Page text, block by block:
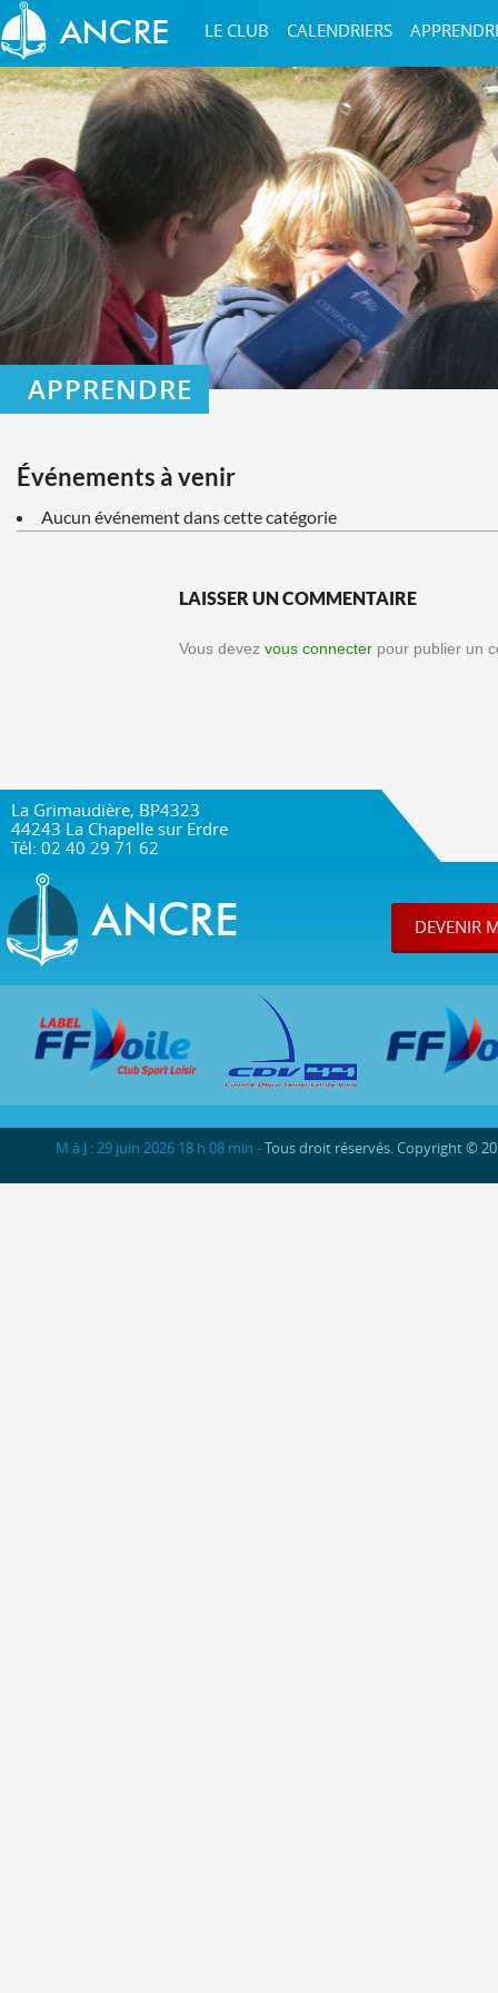
LE CLUB CALENDRIERS
APPRENDRE
Événements à venir
Aucun événement dans cette catégorie
LAISSER UN COMMENTAIRE
Vous devez vous connecterpour publier un
La Grimaudière, BP4323
44243 La Chapelle sur Erdre
Tél: 02 40 29 71 62
DEVENIR
M à J : 29 juin 2026 18 h 08 min -Tous droit réservés. Copyright ©